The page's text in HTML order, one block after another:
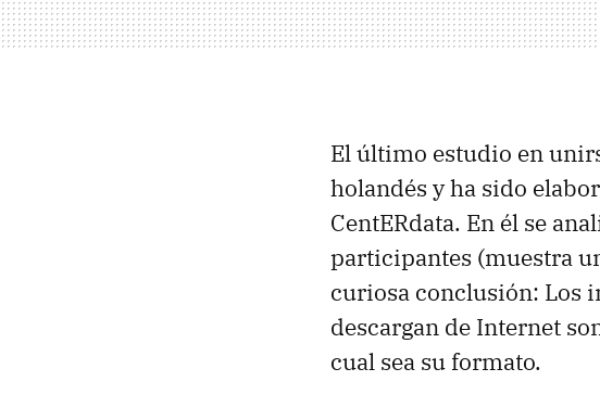
El último estudio en
holandés y ha sido
CentERdata. En él se
participantes (muestra
curiosa conclusión: Los
descargan de Internet
cual sea su formato.